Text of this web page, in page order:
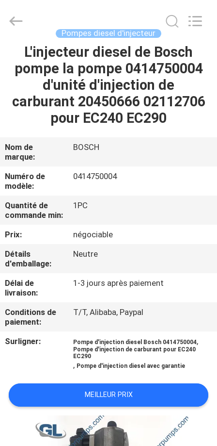
LA
MAISON
PRODUITS
VIDÉOS
À
PROPOS
DE
NOUS
VISITE
L'USINE
CONTRÔLE
DE
DEMANDEZ
DEVIS
Parts
Pompes diesel d'injecteur
L'injecteur diesel de Bosch
pompe la pompe 0414750004
d'unité d'injection de
carburant 20450666 02112706
pour EC240 EC290
Nom de
marque:
BOSCH
Numéro de
modèle:
0414750004
Quantité de
commande min:
1PC
Prix:
négociable
Détails
d'emballage:
Neutre
Délai de
livraison:
1-3 jours après paiement
Conditions de
paiement:
T/T, Alibaba, Paypal
Surligner: Pompe d'injection diesel Bosch 0414750004,
Pompe d'injection de carburant pour EC240
EC290
, Pompe d'injection diesel avec garantie
MEILLEUR PRIX